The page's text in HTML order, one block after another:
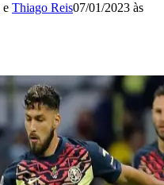
e Thiago Reis07/01/2023 às